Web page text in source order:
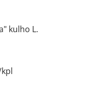
kulho L.